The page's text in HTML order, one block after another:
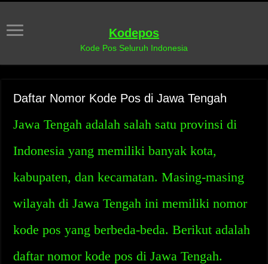
Kodepos
Kode Pos Seluruh Indonesia
Daftar Nomor Kode Pos di Jawa Tengah
Jawa Tengah adalah salah satu provinsi di
Indonesia yang memiliki banyak kota,
kabupaten, dan kecamatan. Masing-masing
wilayah di Jawa Tengah ini memiliki nomor
kode pos yang berbeda-beda. Berikut adalah
daftar nomor kode pos di Jawa Tengah.